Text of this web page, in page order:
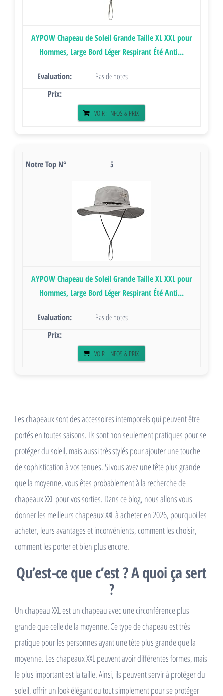
AYPOW Chapeau de Soleil Grande Taille XL XXL pour
Hommes, Large Bord Léger Respirant Été Anti...
Pas de notes
VOIR : INFOS & PRIX
5
AYPOW Chapeau de Soleil Grande Taille XL XXL pour
Hommes, Large Bord Léger Respirant Été Anti...
Pas de notes
VOIR : INFOS & PRIX
Les chapeaux sont des accessoires intemporels qui peuvent être
portés en toutes saisons. Ils sont non seulement pratiques pour se
protéger du soleil, mais aussi très stylés pour ajouter une touche
de sophistication à vos tenues. Si vous avez une tête plus grande
que la moyenne, vous êtes probablement à la recherche de
chapeaux XXL pour vos sorties. Dans ce blog, nous allons vous
donner les meilleurs chapeaux XXL à acheter en 2026, pourquoi les
acheter, leurs avantages et inconvénients, comment les choisir,
comment les porter et bien plus encore.
Qu’est-ce que c’est ? A quoi ça sert
?
Un chapeau XXL est un chapeau avec une circonférence plus
grande que celle de la moyenne. Ce type de chapeau est très
pratique pour les personnes ayant une tête plus grande que la
moyenne. Les chapeaux XXL peuvent avoir différentes formes, mais
le plus important est la taille. Ainsi, ils peuvent servir à protéger du
soleil, offrir un look élégant ou tout simplement pour se protéger